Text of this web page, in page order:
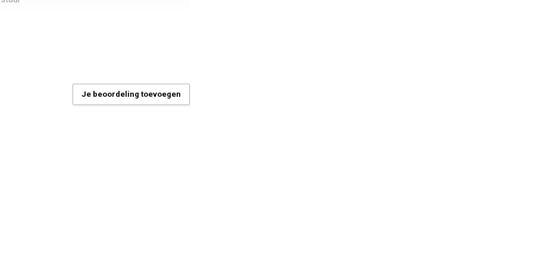
Je beoordeling toevoegen